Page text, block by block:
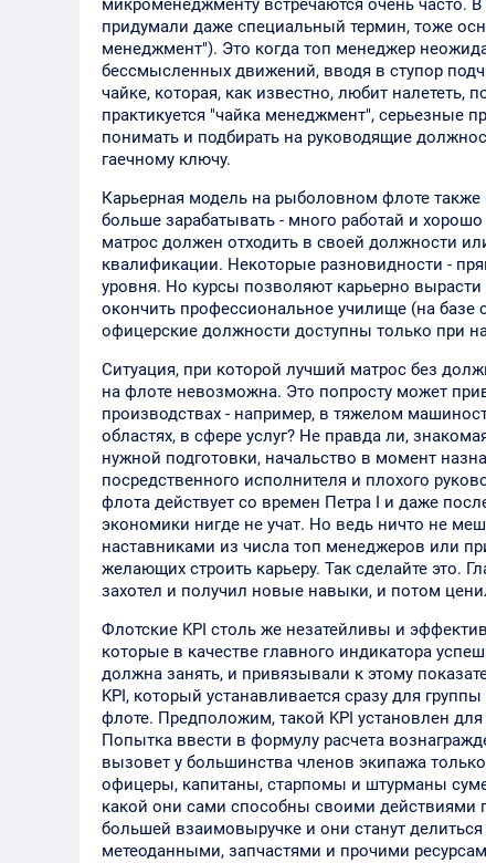
микроменеджменту встречаются очень часто.
придумали даже специальный термин, тоже
менеджмент"). Это когда топ менеджер
бессмысленных движений, вводя в ступор
чайке, которая, как известно, любит налететь,
практикуется "чайка менеджмент", серьезные
понимать и подбирать на руководящие
гаечному ключу.
Карьерная модель на рыболовном флоте
больше зарабатывать - много работай и
матрос должен отходить в своей должности
квалификации. Некоторые разновидности -
уровня. Но курсы позволяют карьерно
окончить профессиональное училище (на базе
офицерские должности доступны только при
Ситуация, при которой лучший матрос без
на флоте невозможна. Это попросту может
производствах - например, в тяжелом
областях, в сфере услуг? Не правда ли,
нужной подготовки, начальство в момент
посредственного исполнителя и плохого
флота действует со времен Петра I и даже
экономики нигде не учат. Но ведь ничто не
наставниками из числа топ менеджеров или
желающих строить карьеру. Так сделайте это.
захотел и получил новые навыки, и потом
Флотские KPI столь же незатейливы и
которые в качестве главного индикатора
должна занять, и привязывали к этому
KPI, который устанавливается сразу для
флоте. Предположим, такой KPI установлен
Попытка ввести в формулу расчета
вызовет у большинства членов экипажа
офицеры, капитаны, старпомы и штурманы
какой они сами способны своими действиями
большей взаимовыручке и они станут
метеоданными, запчастями и прочими